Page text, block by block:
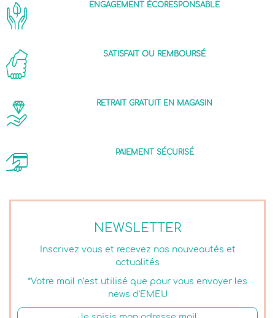
NEWSLETTER
Inscrivez vous et recevez nos nouveautés et
actualités
*Votre mail n’est utilisé que pour vous envoyer les
news d’EMEU
ENGAGEMENT ÉCORESPONSABLE
SATISFAIT OU REMBOURSÉ
RETRAIT GRATUIT EN MAGASIN
PAIEMENT SÉCURISÉ